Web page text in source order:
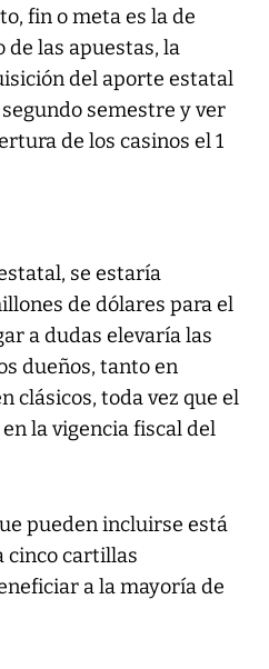
fin o meta es la de
las apuestas, la
del aporte estatal
semestre y ver
de los casinos el 1
se estaría
de dólares para el
a dudas elevaría las
dueños, tanto en
clásicos, toda vez que el
la vigencia fiscal del
pueden incluirse está
cinco cartillas
a la mayoría de